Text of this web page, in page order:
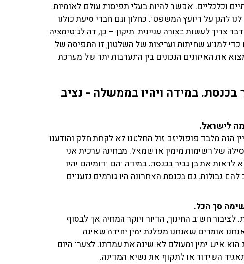
וכלכליים. אפשר להיות בעלי תפיסות עולם לאומיות
להגן על היועץ המשפטי. כחלון וגם חברי סיעת כולנו
לעשות בצורה עניינית. תיקון – כן, דה לגיטימציה
למנוע שחיתות ועריצות של השלטון, זו התפיסה של
את האיזונים הנכונים בין התערבות יתר של מערכת
בכנסת. במידה ויהיו בממשלה - נציב
לישראל.
הזה מלבד פופוליזם זול החלטנו לא לקחת חלק והודענו
של רשימות מימין או שמאל. מבחינה ערכית אני
את בן גביר בכנסת. במידה והם ודומיהם יהיו
גבולות. גם בכנסת האחרונה היו גורמים גזעניים
סך הכל.
חשוב החינוך, הדיור ויוקר המחיה אך לבסוף
אומרים שאנחנו מפלגת ימין יחידה שאינה
איש ימין ומעולם לא שינה את עמדתו. לצערי היום
השידור או לתקוף את נשיא המדינה.